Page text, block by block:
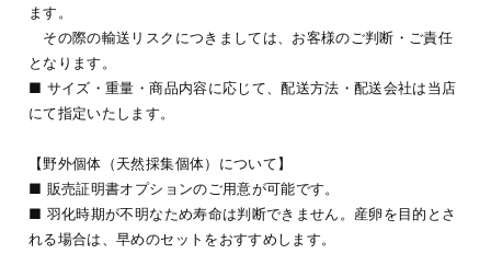
ます。
その際の輸送リスクにつきましては、お客様のご判断・ご責任
となります。
■ サイズ・重量・商品内容に応じて、配送方法・配送会社は当店
にて指定いたします。
【野外個体（天然採集個体）について】
■ 販売証明書オプションのご用意が可能です。
■ 羽化時期が不明なため寿命は判断できません。産卵を目的とさ
れる場合は、早めのセットをおすすめします。